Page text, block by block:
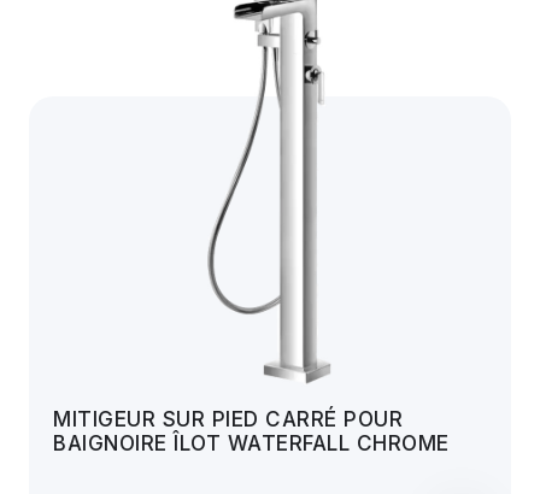
MITIGEUR SUR PIED CARRÉ POUR
BAIGNOIRE ÎLOT WATERFALL CHROME